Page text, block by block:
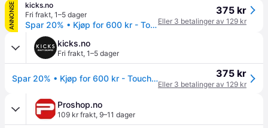
ANNONSE
kicks.no
Fri frakt, 1–5 dager
Spar 20% • Kjøp for 600 kr - Touche Éclat 1,5 Luminous Silk
375 kr
Eller 3 betalinger av 129 kr
kicks.no
Fri frakt, 1–5 dager
Spar 20% • Kjøp for 600 kr - Touche Éclat 1,5 Luminous Silk 375 kr
Eller 3 betalinger av 129 kr
Proshop.no
109 kr frakt, 9–11 dager